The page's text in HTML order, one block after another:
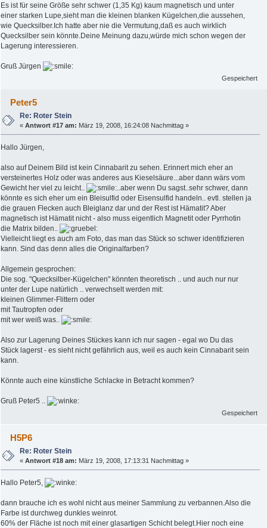
Es ist für seine Größe sehr schwer (1,35 Kg) kaum magnetisch und unter
einer starken Lupe,sieht man die kleinen blanken Kügelchen,die aussehen,
wie Quecksilber.Ich hatte aber nie die Vermutung,daß es auch wirklich
Quecksilber sein könnte.Deine Meinung dazu,würde mich schon wegen der
Lagerung interessieren.
Gruß Jürgen
Gespeichert
Peter5
Re: Roter Stein
«Antwort #17 am: März 19, 2008, 16:24:08 Nachmittag »
Hallo Jürgen,
also auf Deinem Bild ist kein Cinnabarit zu sehen. Erinnert mich eher an
versteinertes Holz oder was anderes aus Kieselsäure...aber dann wärs vom
Gewicht her viel zu leicht..
..aber wenn Du sagst..sehr schwer, dann
könnte es sich eher um ein Bleisulfid oder Eisensulfid handeln.. evtl. stellen ja
die grauen Flecken auch Bleiglanz dar und der Rest ist Hämatit? Aber
magnetisch ist Hämatit nicht - also muss eigentlich Magnetit oder Pyrrhotin
die Matrix bilden..
Vielleicht liegt es auch am Foto, das man das Stück so schwer identifizieren
kann. Sind das denn alles die Originalfarben?
Allgemein gesprochen:
Die sog. "Quecksilber-Kügelchen" könnten theoretisch .. und auch nur nur
unter der Lupe natürlich .. verwechselt werden mit:
kleinen Glimmer-Flittern oder
mit Tautropfen oder
mit wer weiß was..
Also zur Lagerung Deines Stückes kann ich nur sagen - egal wo Du das
Stück lagerst - es sieht nicht gefährlich aus, weil es auch kein Cinnabarit sein
kann.
Könnte auch eine künstliche Schlacke in Betracht kommen?
Gruß Peter5 ..
Gespeichert
H5P6
Re: Roter Stein
«Antwort #18 am: März 19, 2008, 17:13:31 Nachmittag »
Hallo Peter5,
dann brauche ich es wohl nicht aus meiner Sammlung zu verbannen.Also die
Farbe ist durchweg dunkles weinrot.
60% der Fläche ist noch mit einer glasartigen Schicht belegt.Hier noch eine